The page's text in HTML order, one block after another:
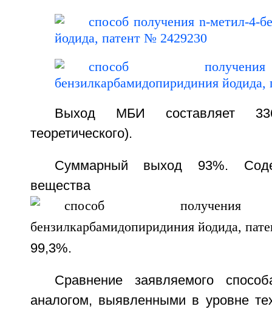
Выход МБИ составляет
теоретического).
Суммарный выход 93%.
99,3%.
Сравнение заявляемого
аналогом, выявленными в уровне